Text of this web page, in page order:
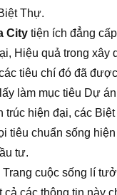
Thự.
City tiện ích đẳng
Hiệu quả trong xây
tiêu chí đó đã
làm mục tiêu Dự
trúc hiện đại, các
tiêu chuẩn sống
tư.
cuộc sống lí
cả các thông tin này